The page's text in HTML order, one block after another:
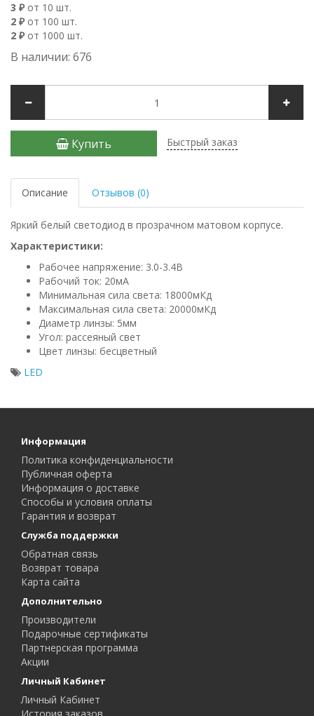
3 ₽ от 10 шт.
2 ₽ от 100 шт.
2 ₽ от 1000 шт.
В наличии: 676
Купить Быстрый заказ
Описание Отзывов (0)
Яркий белый светодиод в прозрачном матовом корпусе.
Характеристики:
Рабочее напряжение: 3.0-3.4В
Рабочий ток: 20мА
Минимальная сила света: 18000мКд
Максимальная сила света: 20000мКд
Диаметр линзы: 5мм
Угол: рассеяный свет
Цвет линзы: бесцветный
LED
Информация
Политика конфиденциальности
Публичная оферта
Информация о доставке
Способы и условия оплаты
Гарантия и возврат
Служба поддержки
Обратная связь
Возврат товара
Карта сайта
Дополнительно
Производители
Подарочные сертификаты
Партнерская программа
Акции
Личный Кабинет
Личный Кабинет